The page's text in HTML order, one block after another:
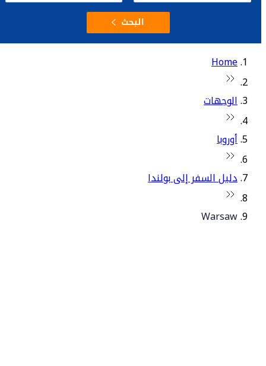
البحث
Home
الوجهات
أوروبا
دليل السفر إلى بولندا
Warsaw